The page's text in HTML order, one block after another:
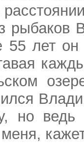
рыбаков
лет он
но ведь